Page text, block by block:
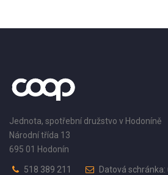
Jednota, spotřební družstvo v Hodoníně
Národní třída 13
695 01 Hodonín
518 389 211
Datová